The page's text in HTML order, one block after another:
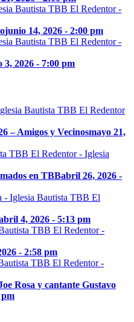
junio 14, 2026 - 2:00 pm
3, 2026 - 7:00 pm
– Amigos y Vecinosmayo 21,
en TBBabril 26, 2026 -
4, 2026 - 5:13 pm
- 2:58 pm
Rosa y cantante Gustavo
pm